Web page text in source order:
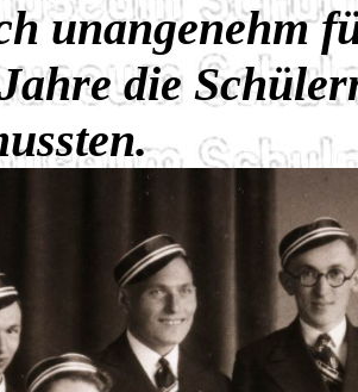
unangenehm
die